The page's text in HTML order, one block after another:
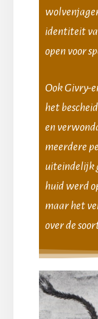
identiteit
open voor
Ook Givry-
het
en
meerdere
uiteindelijk
huid werd
maar het
over de